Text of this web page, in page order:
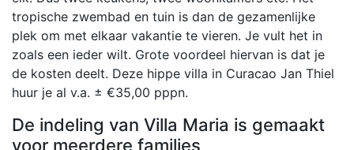
tropische zwembad en tuin is dan de gezamenlijke
plek om met elkaar vakantie te vieren. Je vult het in
zoals een ieder wilt. Grote voordeel hiervan is dat je
de kosten deelt. Deze hippe villa in Curacao Jan Thiel
huur je al v.a. ± €35,00 pppn.
De indeling van Villa Maria is gemaakt
voor meerdere families